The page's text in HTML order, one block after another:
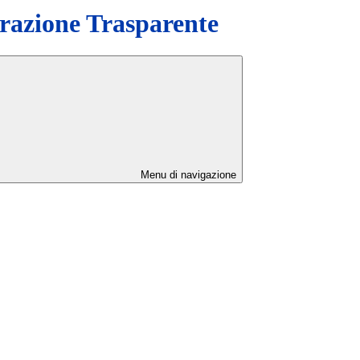
Trasparente
Menu di navigazione